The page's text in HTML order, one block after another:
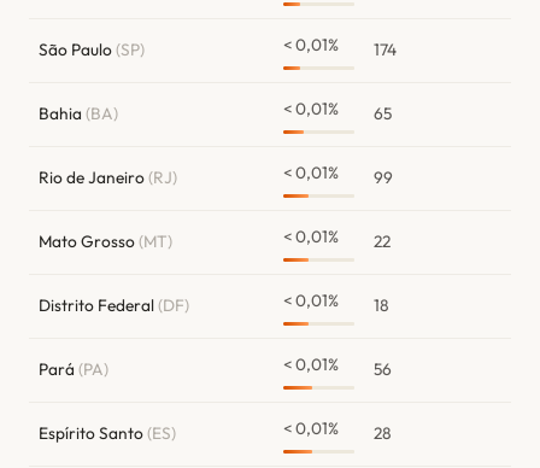
São Paulo(SP) < 0,01% 174
Bahia (BA) < 0,01% 65
Rio de Janeiro(RJ) < 0,01% 99
Mato Grosso(MT) < 0,01% 22
Distrito Federal(DF) < 0,01% 18
Pará (PA) < 0,01% 56
Espírito Santo(ES) < 0,01% 28